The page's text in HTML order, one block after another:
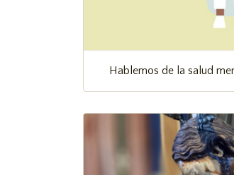
Hablemos de la salud